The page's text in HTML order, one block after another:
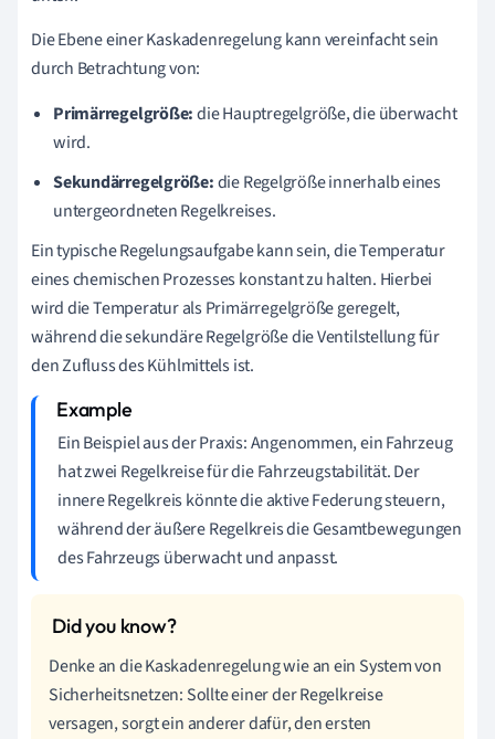
Die Ebene einer Kaskadenregelung kann vereinfacht sein
durch Betrachtung von:
Primärregelgröße:die Hauptregelgröße, die überwacht
wird.
Sekundärregelgröße:die Regelgröße innerhalb eines
untergeordneten Regelkreises.
Ein typische Regelungsaufgabe kann sein, die Temperatur
eines chemischen Prozesses konstant zu halten. Hierbei
wird die Temperatur als Primärregelgröße geregelt,
während die sekundäre Regelgröße die Ventilstellung für
den Zufluss des Kühlmittels ist.
Ein Beispiel aus der Praxis: Angenommen, ein Fahrzeug
hat zwei Regelkreise für die Fahrzeugstabilität. Der
innere Regelkreis könnte die aktive Federung steuern,
während der äußere Regelkreis die Gesamtbewegungen
des Fahrzeugs überwacht und anpasst.
Denke an die Kaskadenregelung wie an ein System von
Sicherheitsnetzen: Sollte einer der Regelkreise
versagen, sorgt ein anderer dafür, den ersten